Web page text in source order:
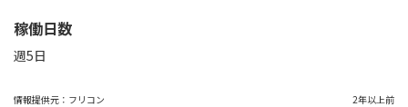
稼働日数
週5日
情報提供元： フリコン 2年以上前